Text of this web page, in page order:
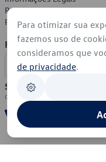
Política de Privacidade
Política de Cookies
Formas de Pagamento
Segurança
Para otimizar sua
fazemos uso de
consideramos que
de privacidade.